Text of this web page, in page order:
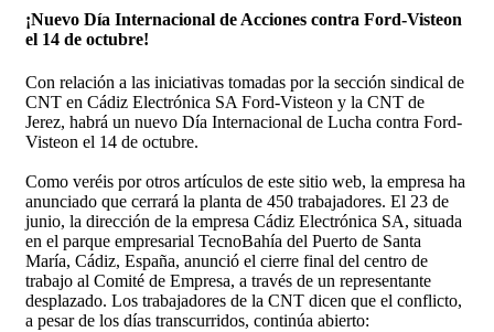
¡Nuevo Día Internacional de Acciones contra Ford-Visteon
el 14 de octubre!
Con relación a las iniciativas tomadas por la sección sindical de
CNT en Cádiz Electrónica SA Ford-Visteon y la CNT de
Jerez, habrá un nuevo Día Internacional de Lucha contra Ford-
Visteon el 14 de octubre.
Como veréis por otros artículos de este sitio web, la empresa ha
anunciado que cerrará la planta de 450 trabajadores. El 23 de
junio, la dirección de la empresa Cádiz Electrónica SA, situada
en el parque empresarial TecnoBahía del Puerto de Santa
María, Cádiz, España, anunció el cierre final del centro de
trabajo al Comité de Empresa, a través de un representante
desplazado. Los trabajadores de la CNT dicen que el conflicto,
a pesar de los días transcurridos, continúa abierto: